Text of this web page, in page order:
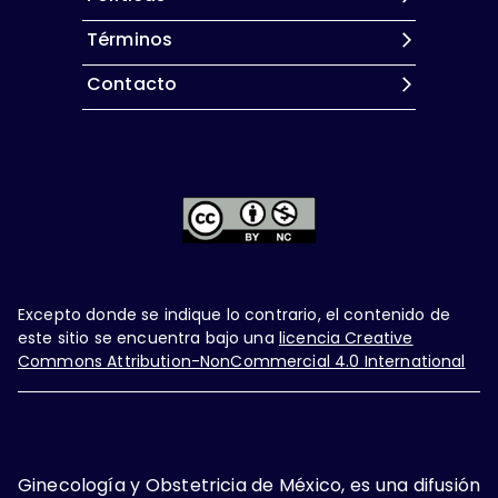
Términos
Contacto
Excepto donde se indique lo contrario, el contenido de
este sitio se encuentra bajo una licencia Creative
Commons Attribution-NonCommercial 4.0 International
Ginecología y Obstetricia de México, es una difusión